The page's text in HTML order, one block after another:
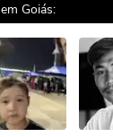
Goiás: